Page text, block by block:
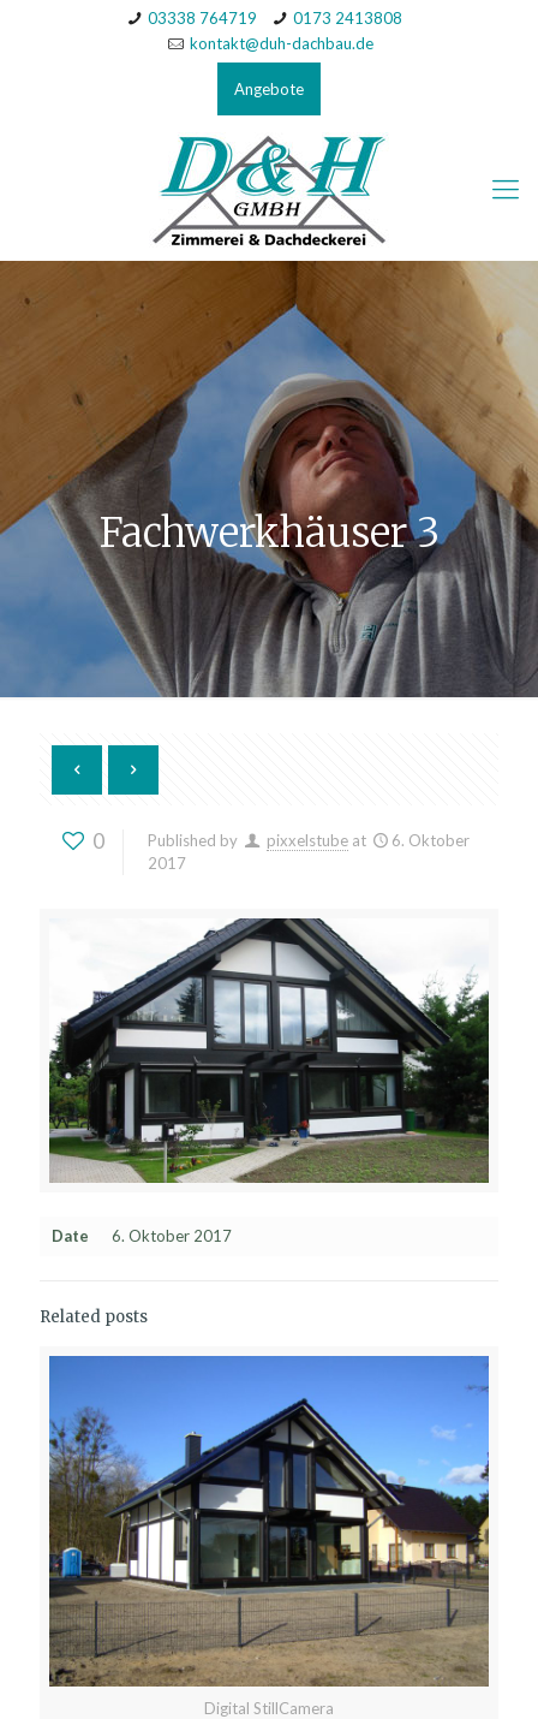
03338 764719
0173 2413808
kontakt@duh-dachbau.de
Angebote
Fachwerkhäuser 3
0 Published by pixxelstube at
6. Oktober
2017
Date 6. Oktober 2017
Related posts
Digital StillCamera